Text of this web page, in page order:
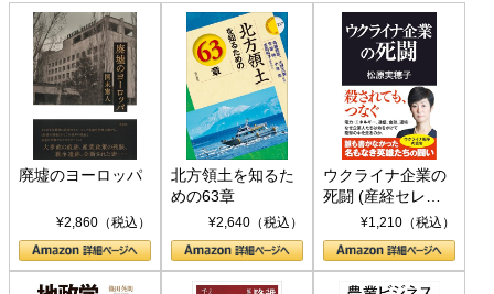
廃墟のヨーロッパ
¥2,860（税込）
北方領土を知るた
めの63章
¥2,640（税込）
ウクライナ企業の
死闘 (産経セレク
ト S 039)¥1,210（税込）